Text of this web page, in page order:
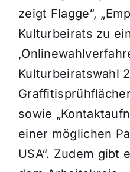
zeigt Flagge“,
Kulturbeirats zu
Kulturbeiratswahl
sowie
einer möglichen
USA“. Zudem gibt